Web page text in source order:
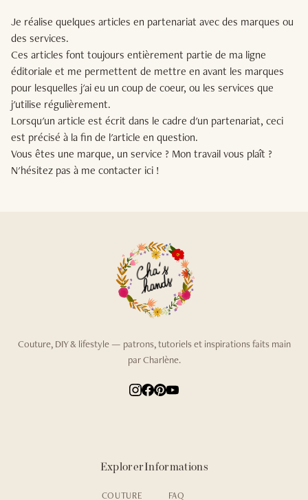
Je réalise quelques articles en partenariat avec des marques ou
des services.
Ces articles font toujours entièrement partie de ma ligne
éditoriale et me permettent de mettre en avant les marques
pour lesquelles j'ai eu un coup de coeur, ou les services que
j'utilise régulièrement.
Lorsqu'un article est écrit dans le cadre d'un partenariat, ceci
est précisé à la fin de l'article en question.
Vous êtes une marque, un service ? Mon travail vous plaît ?
N'hésitez pas à me contacter ici !
Couture, DIY & lifestyle — patrons, tutoriels et inspirations faits main
par Charlène.
Explorer
COUTURE
Informations
FAQ